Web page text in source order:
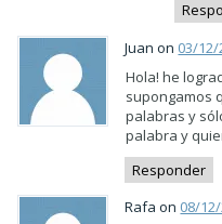
Juan on 03/12/
Hola! he
supongamos
palabras y
palabra y
Responder
Rafa on 08/